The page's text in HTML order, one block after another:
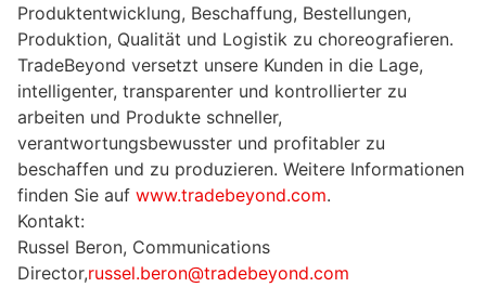
Produktentwicklung, Beschaffung, Bestellungen,
Produktion, Qualität und Logistik zu choreografieren.
TradeBeyond versetzt unsere Kunden in die Lage,
intelligenter, transparenter und kontrollierter zu
arbeiten und Produkte schneller,
verantwortungsbewusster und profitabler zu
beschaffen und zu produzieren. Weitere Informationen
finden Sie auf www.tradebeyond.com.
Kontakt:
Russel Beron, Communications
Director,russel.beron@tradebeyond.com